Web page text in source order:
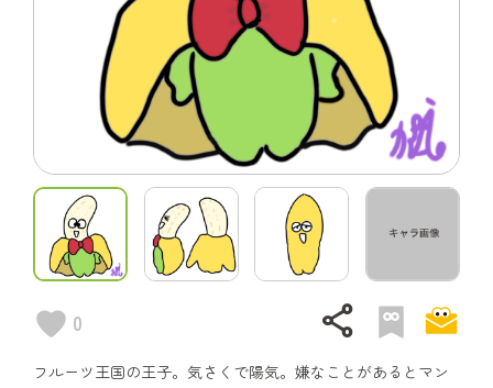
0 share
フルーツ王国の王子。気さくで陽気。嫌なことがあるとマン